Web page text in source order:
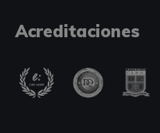
Acreditaciones